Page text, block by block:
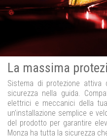
La massima
Sistema di protezione
sicurezza nella guida.
elettrici e meccanici della
un’installazione semplice e
del prodotto per garantire
Monza ha tutta la sicurezza